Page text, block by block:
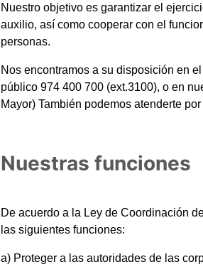
Nuestro objetivo es garantizar el
auxilio, así como cooperar con el
personas.
Nos encontramos a su disposición en
público 974 400 700 (ext.3100), o en
Mayor) También podemos atenderte
Nuestras funciones
De acuerdo a la Ley de Coordinación
las siguientes funciones:
a) Proteger a las autoridades de las